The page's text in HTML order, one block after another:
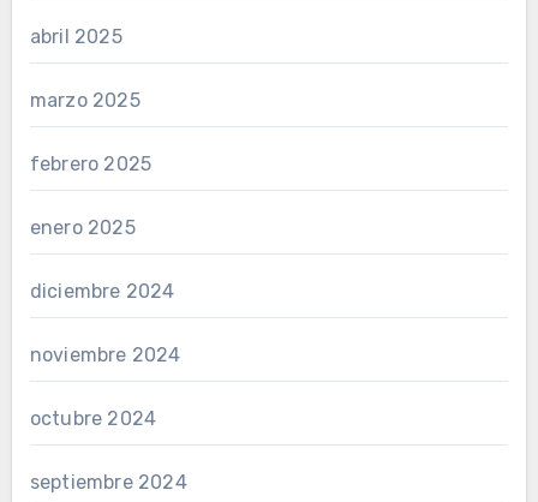
abril 2025
marzo 2025
febrero 2025
enero 2025
diciembre 2024
noviembre 2024
octubre 2024
septiembre 2024